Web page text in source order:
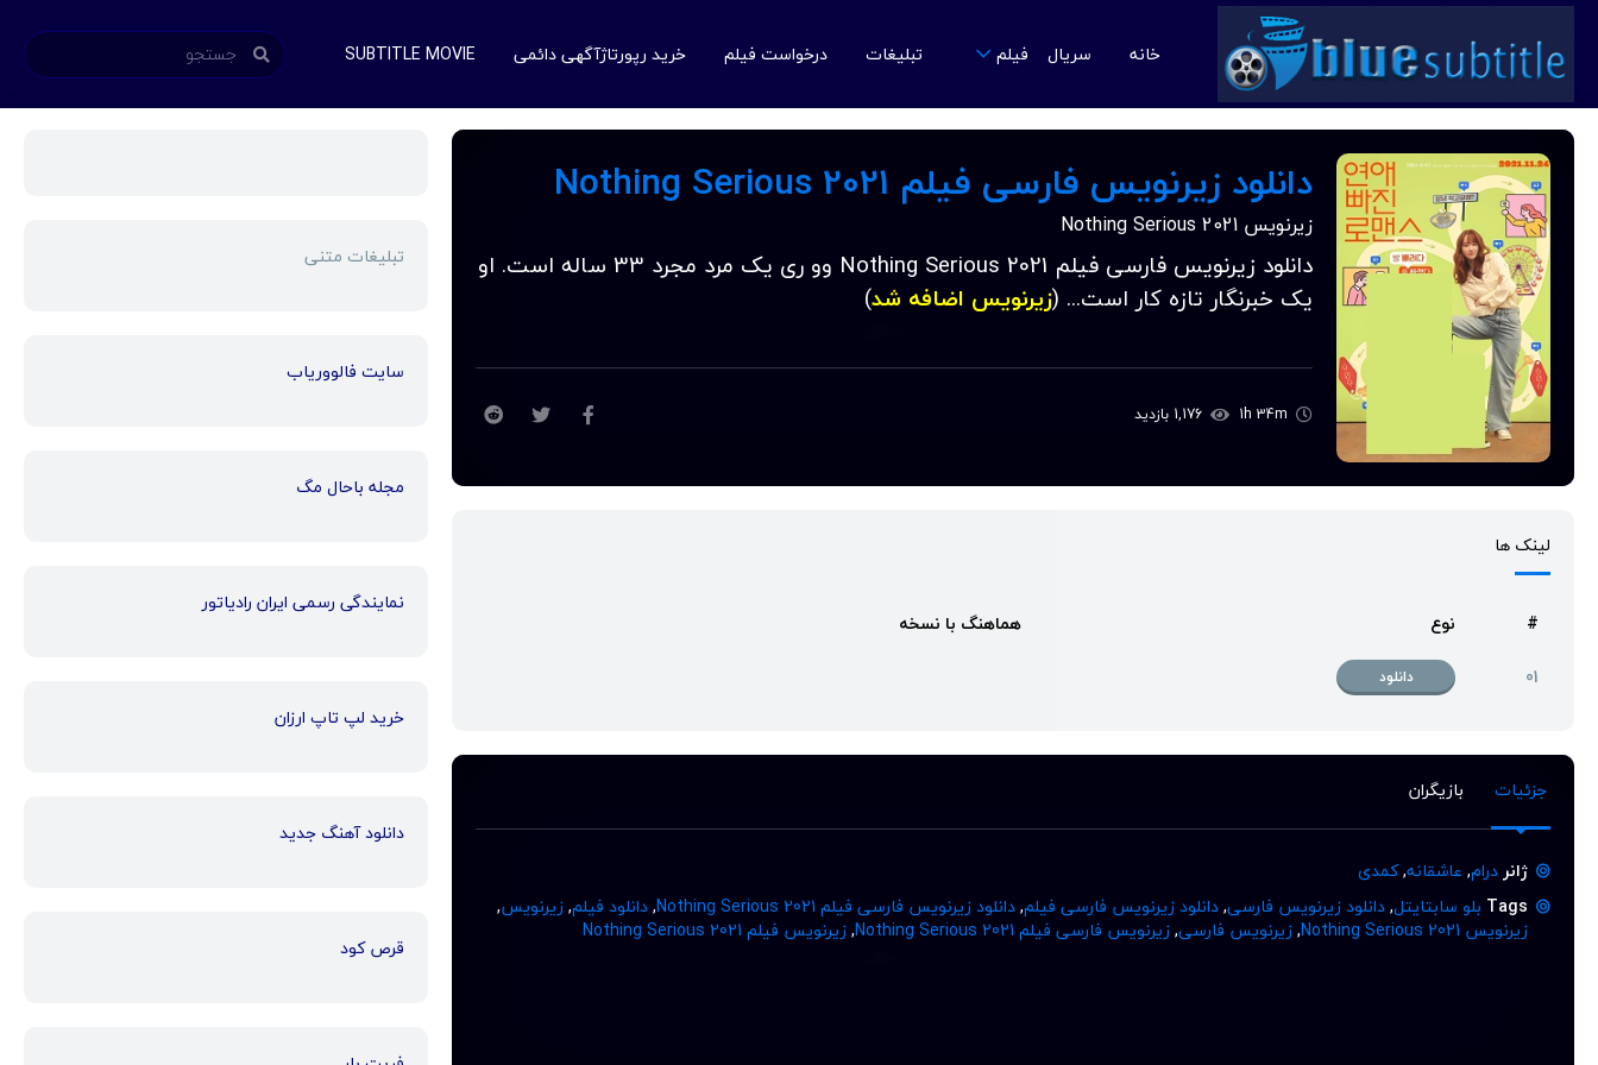
خانه سریال فیلم تبلیغات درخواست فیلم خرید رپورتاژآگهی دائمی SUBTITLE MOVIE
دانلود زیرنویس فارسی فیلم Nothing Serious 2021
زیرنویس Nothing Serious 2021
دانلود زیرنویس فارسی فیلم Nothing Serious 2021 وو ری یک مرد مجرد 33 ساله است. او
یک خبرنگار تازه کار است... (زیرنویس اضافه شد)
1,176 بازدید
لینک ها
# نوع
هماهنگ با نسخه
01
دانلود
جزئیات بازیگران
ژانردرام, عاشقانه,کمدی
Tags بلو سابتایتل,دانلود زیرنویس فارسی,دانلود زیرنویس فارسی فیلم,دانلود زیرنویس فارسی فیلم Nothing Serious 2021 ,دانلود فیلم,زیرنویس,
زیرنویس Nothing Serious 2021
,زیرنویس فارسی,زیرنویس فارسی فیلم Nothing Serious 2021 ,زیرنویس فیلم Nothing Serious 2021
تبلیغات متنی
سایت فالووریاب
مجله باحال مگ
نمایندگی رسمی ایران رادیاتور
خرید لپ تاپ ارزان
دانلود آهنگ جدید
قرص کود